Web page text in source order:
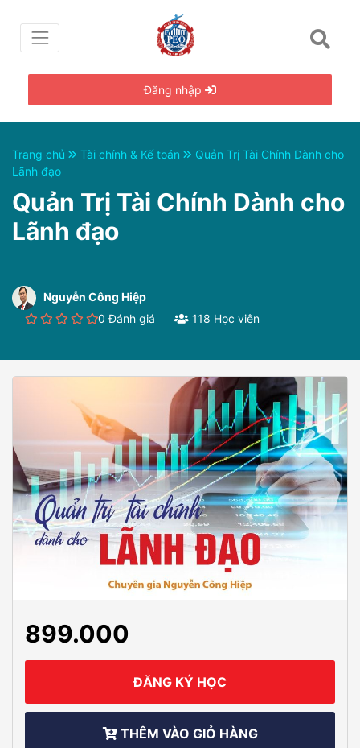
Đăng nhập
Trang chủ Tài chính & Kế toán
Quản Trị Tài Chính Dành cho
Lãnh đạo
Quản Trị Tài Chính Dành cho
Lãnh đạo
Nguyễn Công Hiệp
0 Đánh giá
118 Học viên
899.000
ĐĂNG KÝ HỌC
THÊM VÀO GIỎ HÀNG